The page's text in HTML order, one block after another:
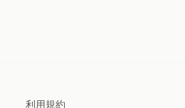
利用規約